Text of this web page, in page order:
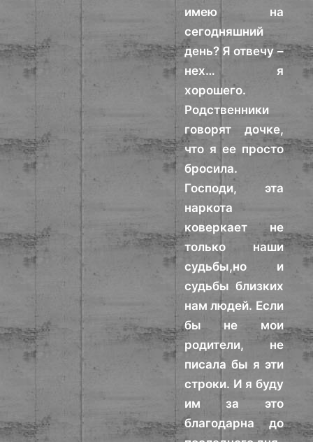
имею на
сегодняшний
день? Я отвечу –
нех… я
хорошего.
Родственники
говорят дочке,
что я ее просто
бросила.
Господи, эта
наркота
коверкает не
только наши
судьбы,но и
судьбы близких
нам людей. Если
бы не мои
родители, не
писала бы я эти
строки. И я буду
им за это
благодарна до